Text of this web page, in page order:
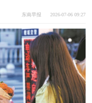
东南早报 2026-07-06 09:27